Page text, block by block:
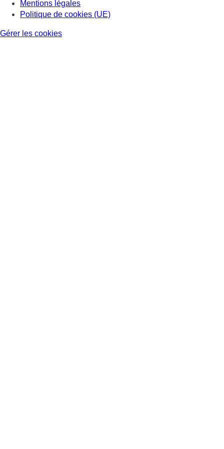
Mentions légales
Politique de cookies (UE)
Gérer les cookies